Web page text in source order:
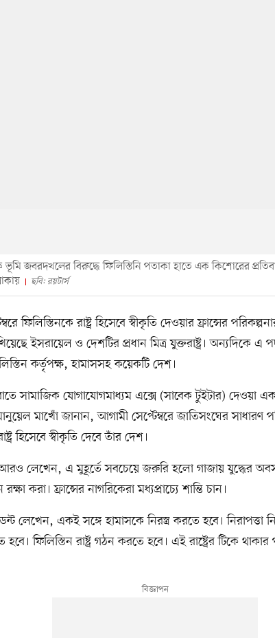
জবরদখলের বিরুদ্ধে ফিলিস্তিনি পতাকা হাতে এক কিশোরের
ছবি: রয়টার্স
ফিলিস্তিনকে রাষ্ট্র হিসেবে স্বীকৃতি দেওয়ার ফ্রান্সের
ইসরায়েল ও দেশটির প্রধান মিত্র যুক্তরাষ্ট্র। অন্যদিকে এ
কর্তৃপক্ষ, হামাসসহ কয়েকটি দেশ।
সামাজিক যোগাযোগমাধ্যম এক্সে (সাবেক টুইটার) দেওয়া এক
মাখোঁ জানান, আগামী সেপ্টেম্বরে জাতিসংঘের সাধারণ
হিসেবে স্বীকৃতি দেবে তাঁর দেশ।
লেখেন, এ মুহূর্তে সবচেয়ে জরুরি হলো গাজায় যুদ্ধের
করা। ফ্রান্সের নাগরিকেরা মধ্যপ্রাচ্যে শান্তি চান।
লেখেন, একই সঙ্গে হামাসকে নিরস্ত্র করতে হবে। নিরাপত্তা
ফিলিস্তিন রাষ্ট্র গঠন করতে হবে। এই রাষ্ট্রের টিকে থাকার